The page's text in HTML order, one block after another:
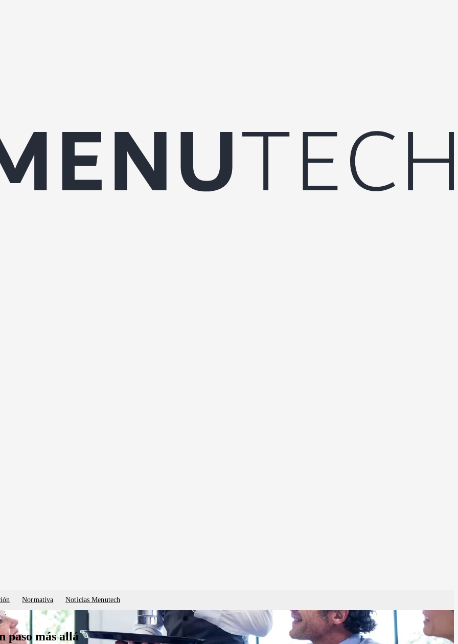
Normativa Noticias Menutech
paso más allá